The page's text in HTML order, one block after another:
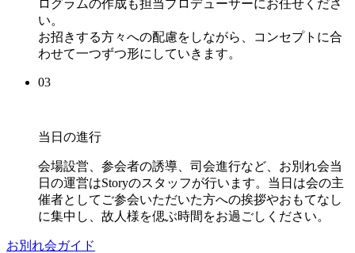
ログラムの作成も担当プロデューサーにお任せくださ
い。
お招きする方々への配慮をしながら、コンセプトに合
わせて一つずつ形にしていきます。
03
当日の進行
会場設営、参会者の誘導、司会進行など、お別れ会当
日の運営はStoryのスタッフが行います。当日は会の主
催者としてご参会いただいた方への挨拶やおもてなし
に集中し、故人様を偲ぶ時間をお過ごしください。
お別れ会ガイド